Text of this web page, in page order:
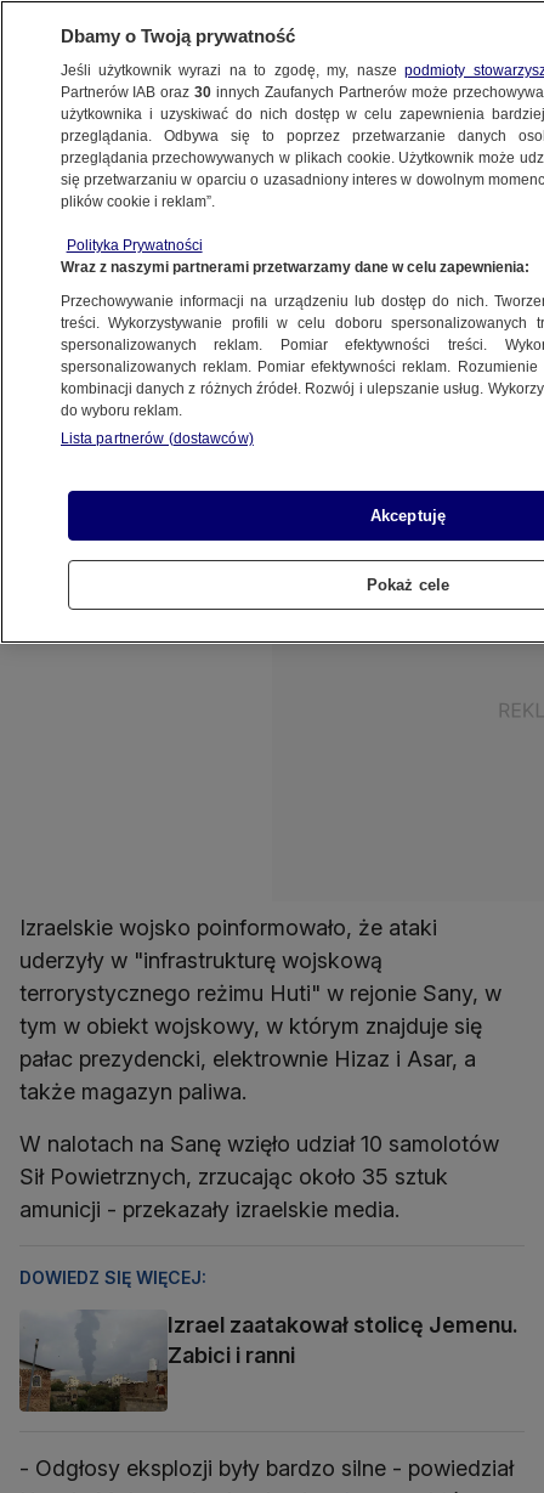
ŚWIAT
"Odgłosy eksplozji były bardzo silne"
25.08.2025, 06:17
Posłuchaj artykułu
Czyta lektor AI
Izrael przeprowadził w niedzielę nalot na cele w
widać na nagraniu.
Izraelskie wojsko poinformowało, że ataki
uderzyły w "infrastrukturę wojskową
terrorystycznego reżimu Huti" w rejonie Sany, w
tym w obiekt wojskowy, w którym znajduje się
pałac prezydencki, elektrownie Hizaz i Asar, a
także magazyn paliwa.
W nalotach na Sanę wzięło udział 10 samolotów
Sił Powietrznych, zrzucając około 35 sztuk
amunicji - przekazały izraelskie media.
DOWIEDZ SIĘ WIĘCEJ:
Izrael zaatakował stolicę Jemenu.
Zabici i ranni
- Odgłosy eksplozji były bardzo silne - powiedział
Dbamy o Twoją prywatność
Jeśli użytkownik wyrazi na to zgodę, my, naszepodmioty
Partnerów IAB oraz30 innych Zaufanych Partnerów może
użytkownika i uzyskiwać do nich dostęp w celu zapewnienia
przeglądania. Odbywa się to poprzez przetwarzanie danych
przeglądania przechowywanych w plikach cookie. Użytkownik może
się przetwarzaniu w oparciu o uzasadniony interes w dowolnym
plików cookie i reklam”.
Polityka Prywatności
Wraz z naszymi partnerami przetwarzamy dane w celu zapewnienia:
Przechowywanie informacji na urządzeniu lub dostęp do nich.
treści. Wykorzystywanie profili w celu doboru spersonalizowanych
spersonalizowanych reklam. Pomiar efektywności treści.
spersonalizowanych reklam. Pomiar efektywności reklam.
kombinacji danych z różnych źródeł. Rozwój i ulepszanie usług.
do wyboru reklam.
Lista partnerów (dostawców)
Akceptuję
Pokaż cele